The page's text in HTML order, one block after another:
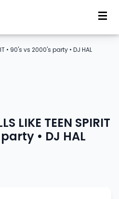
• 90's vs 2000's party • DJ HAL
LIKE TEEN SPIRIT
• DJ HAL